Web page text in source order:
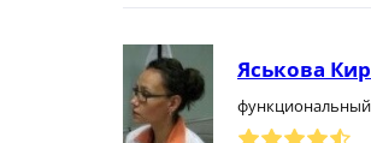
Яськова
функциональный